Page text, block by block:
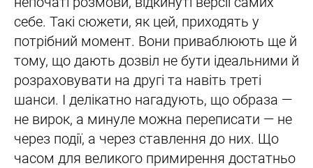
себе. Такі сюжети, як цей, приходять у
потрібний момент. Вони приваблюють ще й
тому, що дають дозвіл не бути ідеальними й
розраховувати на другі та навіть треті
шанси. І делікатно нагадують, що образа —
не вирок, а минуле можна переписати — не
через події, а через ставлення до них. Що
часом для великого примирення достатньо